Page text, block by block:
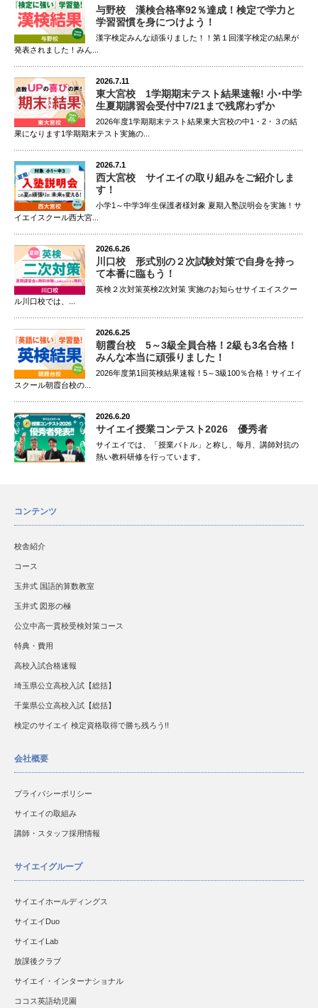
与野校 漢検合格率92％達成！検定で学力と
学習習慣を身につけよう！
漢字検定みんな頑張りました！！第１回漢字検定の結果が
発表されました！みん...
2026.7.11
東大宮校 1学期期末テスト結果速報! 小･中学
生夏期講習会受付中7/21まで残席わずか
2026年度1学期期末テスト結果東大宮校の中1・2・３の結
果になります1学期期末テスト実施の...
2026.7.1
西大宮校 サイエイの取り組みをご紹介しま
す！
小学1～中学3年生保護者様対象 夏期入塾説明会を実施！サ
イエイスクール西大宮...
2026.6.26
川口校 形式別の２次試験対策で自身を持っ
て本番に臨もう！
英検２次対策英検2次対策 実施のお知らせサイエイスクー
ル川口校では、...
2026.6.25
朝霞台校 5～3級全員合格！2級も3名合格！
みんな本当に頑張りました！
2026年度第1回英検結果速報！5～3級100％合格！サイエイ
スクール朝霞台校の...
2026.6.20
サイエイ授業コンテスト2026 優秀者
サイエイでは、「授業バトル」と称し、毎月、講師対抗の
熱い教科研修を行っています。
コンテンツ
校舎紹介
コース
玉井式 国語的算数教室
玉井式 図形の極
公立中高一貫校受検対策コース
特典・費用
高校入試合格速報
埼玉県公立高校入試【総括】
千葉県公立高校入試【総括】
検定のサイエイ 検定資格取得で勝ち残ろう!!
会社概要
プライバシーポリシー
サイエイの取組み
講師・スタッフ採用情報
サイエイグループ
サイエイホールディングス
サイエイDuo
サイエイLab
放課後クラブ
サイエイ・インターナショナル
ココス英語幼児園